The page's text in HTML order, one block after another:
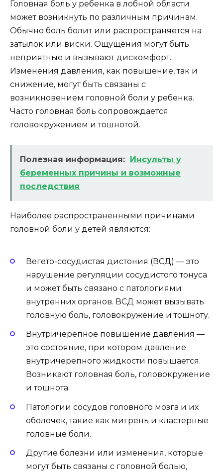
Головная боль у ребенка в лобной области
может возникнуть по различным причинам.
Обычно боль болит или распространяется на
затылок или виски. Ощущения могут быть
неприятные и вызывают дискомфорт.
Изменения давления, как повышение, так и
снижение, могут быть связаны с
возникновением головной боли у ребенка.
Часто головная боль сопровождается
головокружением и тошнотой.
Полезная информация: Инсульты у
беременных причины и возможные
последствия
Наиболее распространенными причинами
головной боли у детей являются:
Вегето-сосудистая дистония (ВСД) — это
нарушение регуляции сосудистого тонуса
и может быть связано с патологиями
внутренних органов. ВСД может вызывать
головную боль, головокружение и тошноту.
Внутричерепное повышение давления —
это состояние, при котором давление
внутричерепного жидкости повышается.
Возникают головная боль, головокружение
и тошнота.
Патологии сосудов головного мозга и их
оболочек, такие как мигрень и кластерные
головные боли.
Другие болезни или изменения, которые
могут быть связаны с головной болью,